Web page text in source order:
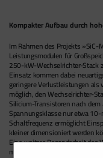
Kompakter Aufbau durch
Im Rahmen des Projekts
Leistungsmodulen für
250-kW-Wechselrichter-Stack
Einsatz kommen dabei
geringere Verlustleistungen als
möglich, den Wechselrichter-
Silicium-Transistoren nach
Spannungsklasse nur etwa
Schaltfrequenz ermöglicht
kleiner dimensioniert werden
Eine weitere Besonderheit
mit einem synthetischen